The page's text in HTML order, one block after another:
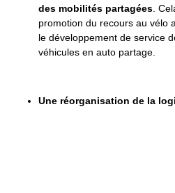
des mobilités partagées .
promotion du recours au vélo
le développement de service
véhicules en auto partage.
Une réorganisation de la